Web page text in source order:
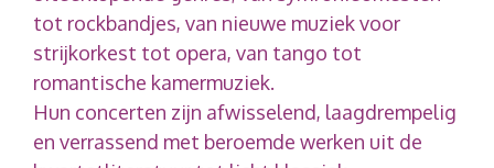
tot rockbandjes, van nieuwe muziek voor
strijkorkest tot opera, van tango tot
romantische kamermuziek.
Hun concerten zijn afwisselend, laagdrempelig
en verrassend met beroemde werken uit de